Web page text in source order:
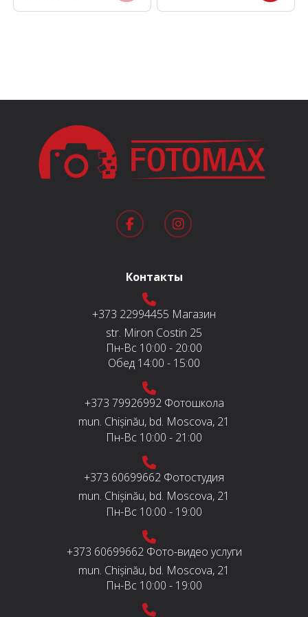
Контакты
+373 22994455 Магазин
str. Miron Costin 25
Пн-Вс 10:00 - 20:00
Обед 14:00 - 15:00
+373 79926992 Фотошкола
mun. Chișinău, bd. Moscova, 21
Пн-Вс 10:00 - 21:00
+373 60699662 Фотостудия
mun. Chișinău, bd. Moscova, 21
Пн-Вс 10:00 - 19:00
+373 60699662 Фото-видео услуги
mun. Chișinău, bd. Moscova, 21
Пн-Вс 10:00 - 19:00